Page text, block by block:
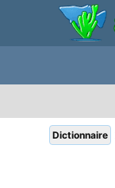
Dictionnaire